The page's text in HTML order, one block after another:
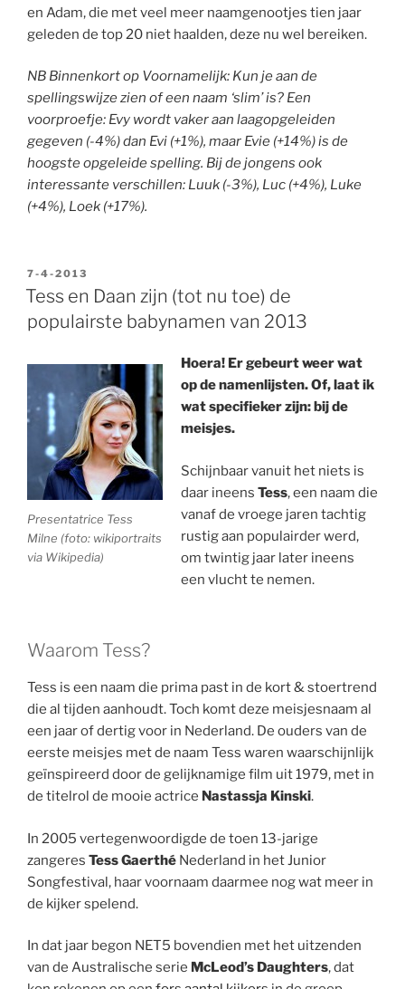
en Adam, die met veel meer naamgenootjes tien jaar
geleden de top 20 niet haalden, deze nu wel bereiken.
NB Binnenkort op Voornamelijk: Kun je aan de
spellingswijze zien of een naam ‘slim’ is? Een
voorproefje: Evy wordt vaker aan laagopgeleiden
gegeven (-4%) dan Evi (+1%), maar Evie (+14%) is de
hoogste opgeleide spelling. Bij de jongens ook
interessante verschillen: Luuk (-3%), Luc (+4%), Luke
(+4%), Loek (+17%).
GEPLAATST
OP
7-4-2013
Tess en Daan zijn (tot nu toe) de
populairste babynamen van 2013
Presentatrice Tess
Milne (foto: wikiportraits
via Wikipedia)
Hoera! Er gebeurt weer wat
op de namenlijsten. Of, laat ik
wat specifieker zijn: bij de
meisjes.
Schijnbaar vanuit het niets is
daar ineens Tess, een naam die
vanaf de vroege jaren tachtig
rustig aan populairder werd,
om twintig jaar later ineens
een vlucht te nemen.
Waarom Tess?
Tess is een naam die prima past in de kort & stoertrend
die al tijden aanhoudt. Toch komt deze meisjesnaam al
een jaar of dertig voor in Nederland. De ouders van de
eerste meisjes met de naam Tess waren waarschijnlijk
geïnspireerd door de gelijknamige film uit 1979, met in
de titelrol de mooie actrice Nastassja Kinski.
In 2005 vertegenwoordigde de toen 13-jarige
zangeres Tess Gaerthé Nederland in het Junior
Songfestival, haar voornaam daarmee nog wat meer in
de kijker spelend.
In dat jaar begon NET5 bovendien met het uitzenden
van de Australische serie McLeod’s Daughters, dat